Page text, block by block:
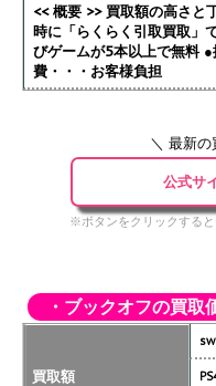
<< 概要 >> 買取額の高さと
時に「らくらく引取買取」
びゲームが5本以上で無料
費・・・お客様負担
＼ 最新の
公式サ
※ボタンをクリックする
・ブックオフの買取
買取額